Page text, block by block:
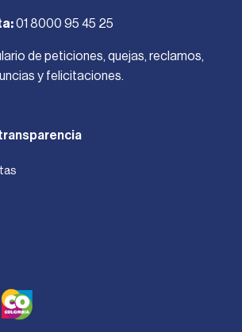
01 8000 95 45 25
de peticiones, quejas, reclamos,
y felicitaciones.